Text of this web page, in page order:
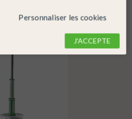
Personnaliser les cookies
J'ACCEPTE